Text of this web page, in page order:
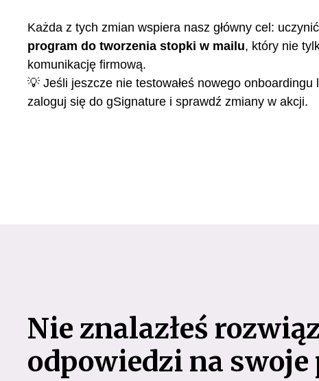
Każda z tych zmian wspiera nasz główny cel:
program do tworzenia stopki w mailu, który nie
komunikację firmową.
💡 Jeśli jeszcze nie testowałeś nowego
zaloguj się do gSignature i sprawdź zmiany w akcji.
Nie znalazłeś
odpowiedzi na swoje